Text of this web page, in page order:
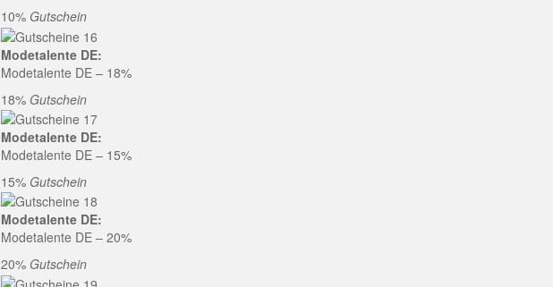
10% Gutschein
Modetalente DE:
Modetalente DE – 18%
18% Gutschein
Modetalente DE:
Modetalente DE – 15%
15% Gutschein
Modetalente DE:
Modetalente DE – 20%
20% Gutschein